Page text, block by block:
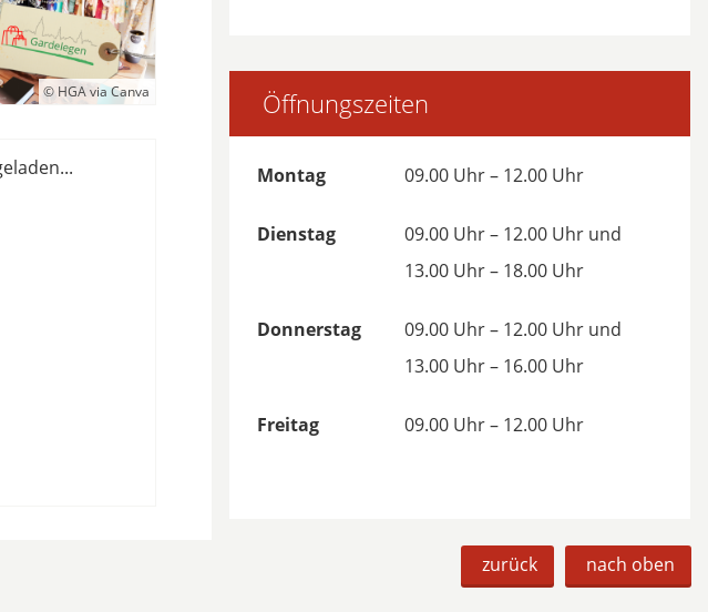
© HGA via Canva Öffnungszeiten
Montag 09.00 Uhr – 12.00 Uhr
Dienstag
09.00 Uhr – 12.00 Uhr und
13.00 Uhr – 18.00 Uhr
Donnerstag
09.00 Uhr – 12.00 Uhr und
13.00 Uhr – 16.00 Uhr
Freitag 09.00 Uhr – 12.00 Uhr
zurück nach oben